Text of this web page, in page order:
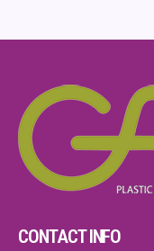
CONTACT INFO